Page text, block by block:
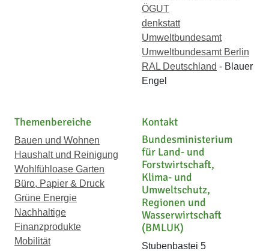
ÖGUT
denkstatt
Umweltbundesamt
Umweltbundesamt Berlin
RAL Deutschland - Blauer
Engel
Themenbereiche
Bauen und Wohnen
Haushalt und Reinigung
Wohlfühloase Garten
Büro, Papier & Druck
Grüne Energie
Nachhaltige
Finanzprodukte
Mobilität
Kontakt
Bundesministerium
für Land- und
Forstwirtschaft,
Klima- und
Umweltschutz,
Regionen und
Wasserwirtschaft
(BMLUK)
Stubenbastei 5